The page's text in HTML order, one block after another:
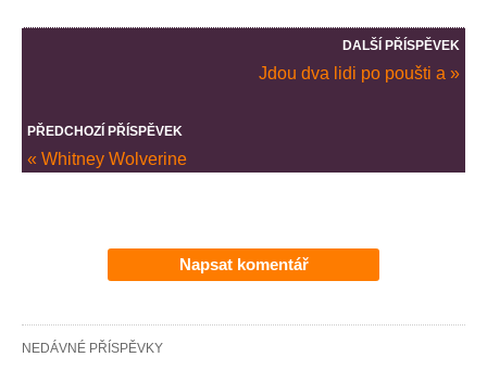
DALŠÍ PŘÍSPĚVEK
Jdou dva lidi po poušti a »
PŘEDCHOZÍ PŘÍSPĚVEK
« Whitney Wolverine
Napsat komentář
NEDÁVNÉ PŘÍSPĚVKY